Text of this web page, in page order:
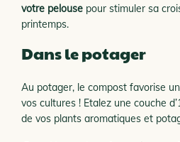
votre pelouse pour stimuler sa
printemps.
Dans le potager
Au potager, le compost favorise
vos cultures ! Etalez une couche
de vos plants aromatiques et